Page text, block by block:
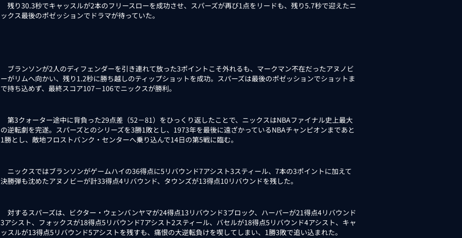
残り30.3秒でキャッスルが2本のフリースローを成功させ、スパーズが再び1点をリードも、残り5.7秒で迎えたニ
ックス最後のポゼッションでドラマが待っていた。
ブランソンが2人のディフェンダーを引き連れて放った3ポイントこそ外れるも、マークマン不在だったアヌノビ
ーがリムへ向かい、残り1.2秒に勝ち越しのティップショットを成功。スパーズは最後のポゼッションでショットま
で持ち込めず、最終スコア107－106でニックスが勝利。
第3クォーター途中に背負った29点差（52－81）をひっくり返したことで、ニックスはNBAファイナル史上最大
の逆転劇を完遂。スパーズとのシリーズを3勝1敗とし、1973年を最後に遠ざかっているNBAチャンピオンまであと
1勝とし、敵地フロストバンク・センターへ乗り込んで14日の第5戦に臨む。
ニックスではブランソンがゲームハイの36得点に5リバウンド7アシスト3スティール、7本の3ポイントに加えて
決勝弾も沈めたアヌノビーが計33得点4リバウンド、タウンズが13得点10リバウンドを残した。
対するスパーズは、ビクター・ウェンバンヤマが24得点13リバウンド3ブロック、ハーパーが21得点4リバウンド
3アシスト、フォックスが18得点5リバウンド7アシスト2スティール、バセルが18得点5リバウンド4アシスト、キャ
ッスルが13得点5リバウンド5アシストを残すも、痛恨の大逆転負けを喫してしまい、1勝3敗で追い込まれた。